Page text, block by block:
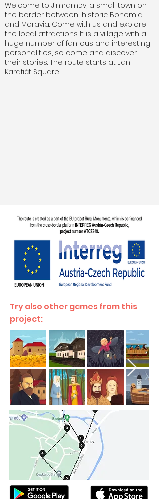
Welcome to Jimramov, a small town on
the border between historic Bohemia
and Moravia. Come with us and explore
the local attractions. It is a village with a
huge number of famous and interesting
personalities, so come and discover
their stories. The route starts at Jan
Karafiát Square.
Try also other games from this
project: